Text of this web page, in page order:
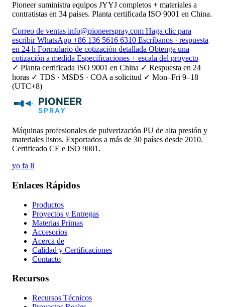
Pioneer suministra equipos JYYJ completos + materiales a
contratistas en 34 países. Planta certificada ISO 9001 en China.
Correo de ventas info@pioneerspray.com Haga clic para
escribir WhatsApp +86 136 5616 6310 Escríbanos · respuesta
en 24 h Formulario de cotización detallada Obtenga una
cotización a medida Especificaciones + escala del proyecto
✓ Planta certificada ISO 9001 en China ✓ Respuesta en 24
horas ✓ TDS · MSDS · COA a solicitud ✓ Mon–Fri 9–18
(UTC+8)
Máquinas profesionales de pulverización PU de alta presión y
materiales listos. Exportados a más de 30 países desde 2010.
Certificado CE e ISO 9001.
yo fa li
Enlaces Rápidos
Productos
Proyectos y Entregas
Materias Primas
Accesorios
Acerca de
Calidad y Certificaciones
Contacto
Recursos
Recursos Técnicos